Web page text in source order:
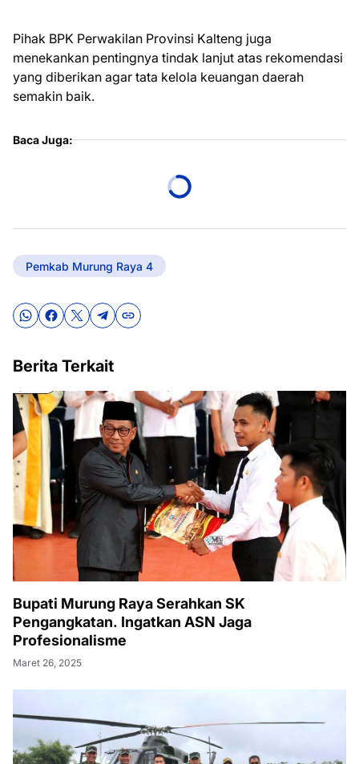
Pihak BPK Perwakilan Provinsi Kalteng juga
menekankan pentingnya tindak lanjut atas rekomendasi
yang diberikan agar tata kelola keuangan daerah
semakin baik.
Baca Juga:
Pemkab Murung Raya 4
Berita Terkait
Bupati Murung Raya Serahkan SK
Pengangkatan. Ingatkan ASN Jaga
Profesionalisme
Maret 26, 2025